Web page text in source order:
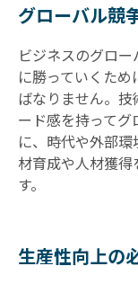
グローバル競
ビジネスのグロ
に勝っていくた
ばなりません。
ード感を持って
に、時代や外部
材育成や人材獲
す。
生産性向上の